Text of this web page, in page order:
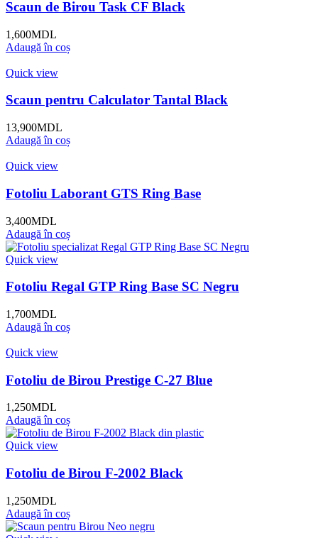
Scaun de Birou Task CF Black
1,600MDL
Adaugă în coș
Quick view
Scaun pentru Calculator Tantal Black
13,900MDL
Adaugă în coș
Quick view
Fotoliu Laborant GTS Ring Base
3,400MDL
Adaugă în coș
Quick view
Fotoliu Regal GTP Ring Base SC Negru
1,700MDL
Adaugă în coș
Quick view
Fotoliu de Birou Prestige C-27 Blue
1,250MDL
Adaugă în coș
Quick view
Fotoliu de Birou F-2002 Black
1,250MDL
Adaugă în coș